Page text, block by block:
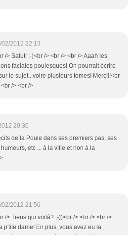
02/2012 22:13
/> Salut! ;-)<br /> <br /> <br /> Aaah les
faciales poulesques! On pourrait écrire
le sujet...voire plusieurs tomes! Merci!!<br
/> <br />
20:30
de la Poule dans ses premiers pas, ses
etc ... à la ville et non à la
02/2012 21:56
/> Tiens qui voilà? ;-))<br /> <br /> <br />
p'tite dame! En plus, vous avez eu la